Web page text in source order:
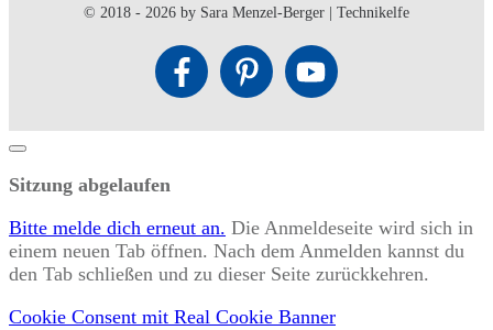
© 2018 - 2026 by Sara Menzel-Berger | Technikelfe
Dialog
Sitzung abgelaufen
Bitte melde dich erneut an. Die Anmeldeseite wird sich in
einem neuen Tab öffnen. Nach dem Anmelden kannst du
den Tab schließen und zu dieser Seite zurückkehren.
Cookie Consent mit Real Cookie Banner